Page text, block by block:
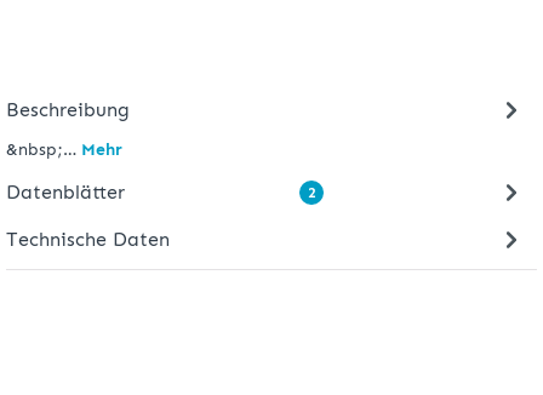
Beschreibung
&nbsp;… Mehr
Datenblätter 2
Technische Daten